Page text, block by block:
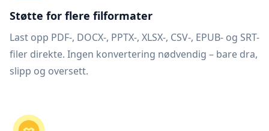
Støtte for flere filformater
Last opp PDF-, DOCX-, PPTX-, XLSX-, CSV-, EPUB- og SRT-
filer direkte. Ingen konvertering nødvendig – bare dra,
slipp og oversett.